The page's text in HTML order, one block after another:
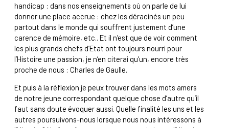
handicap : dans nos enseignements où on parle de lui
donner une place accrue : chez les déracinés un peu
partout dans le monde qui souffrent justement d’une
carence de mémoire, etc.. Et il n’est que de voir comment
les plus grands chefs d’Etat ont toujours nourri pour
l’Histoire une passion, je n’en citerai qu’un, encore très
proche de nous : Charles de Gaulle.
Et puis à la réflexion je peux trouver dans les mots amers
de notre jeune correspondant quelque chose d’autre qu’il
faut sans doute évoquer aussi. Quelle finalité les uns et les
autres poursuivons-nous lorsque nous nous intéressons à